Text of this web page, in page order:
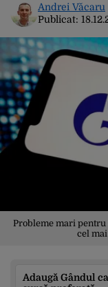
Andrei Văcaru
Publicat:
Probleme mari
cel
Adaugă Gândul ca